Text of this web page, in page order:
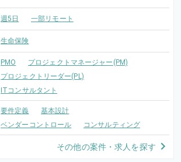
週5日 一部リモート
生命保険
PMO
プロジェクトマネージャー(PM)
プロジェクトリーダー(PL)
ITコンサルタント
要件定義
基本設計
ベンダーコントロール
コンサルティング
その他の案件・求人を探す